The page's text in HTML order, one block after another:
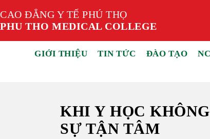
CAO ĐẲNG Y TẾ PHÚ THỌ
PHU THO MEDICAL COLLEGE
GIỚI THIỆU TIN TỨC ĐÀO TẠO
KHI Y HỌC
SỰ TẬN TÂM